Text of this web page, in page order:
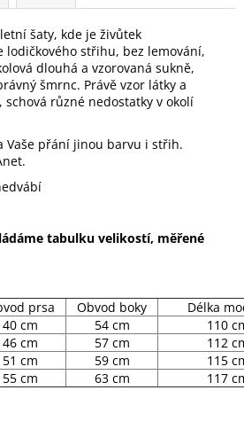
šaty, kde je živůtek
lodičkového střihu, bez lemování,
dlouhá a vzorovaná sukně,
šmrnc. Právě vzor látky a
schová různé nedostatky v okolí
Vaše přání jinou barvu i střih.
tabulku velikostí, měřené
prsa Obvod boky
Délka
40 cm 54 cm
110
46 cm 57 cm
112
51 cm 59 cm
115
55 cm 63 cm 117